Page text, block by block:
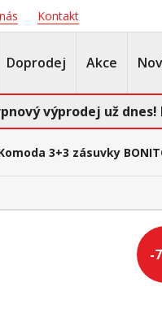
Kontakt
Doprodej Akce
výprodej už
3+3 zásuvky
-